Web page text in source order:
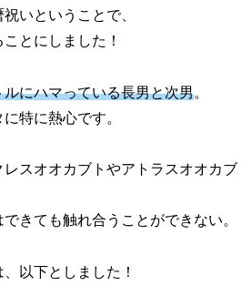
いということで、
とにしました！
ルにハマっている長男と次男。
特に熱心です。
レスオオカブトやアトラスオオカブ
きても触れ合うことができない。
以下としました！